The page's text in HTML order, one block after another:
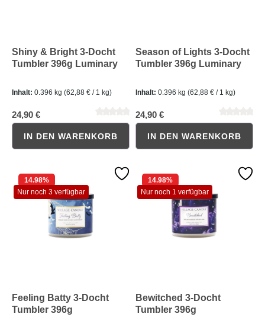
Shiny & Bright 3-Docht
Tumbler 396g Luminary
Inhalt: 0.396 kg (62,88 € / 1 kg)
24,90 €
Durchschnittliche Bewertung von 0 von 5 Sternen
IN DEN WARENKORB
Season of Lights 3-Docht
Tumbler 396g Luminary
Inhalt: 0.396 kg (62,88 € / 1 kg)
24,90 €
Durchschnittliche Bewertung
IN DEN WARENKORB
Nur noch 3 verfügbar
14.98%
Feeling Batty 3-Docht
Tumbler 396g
Nur noch 1 verfügbar
14.98%
Bewitched 3-Docht
Tumbler 396g